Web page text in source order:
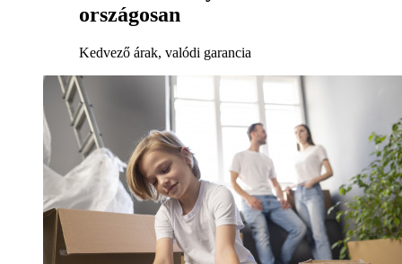
országosan
Kedvező árak, valódi garancia